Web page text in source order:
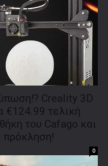
Creality 3D
€124.99 τελική
του Cafago και
πρόκληση!
0